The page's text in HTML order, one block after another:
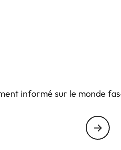
noir ou anodisé argent,
informé sur le monde